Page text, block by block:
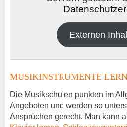
Externen
MUSIKINSTRUMENTE
Die Musikschulen punkten im
Angeboten und werden so
Ansprüchen gerecht. Man kann